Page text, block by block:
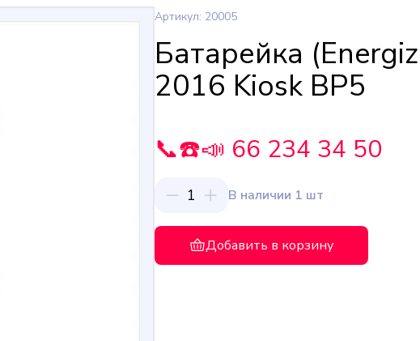
Артикул: 20005
Батарейка
2016 Kiosk BP5
📞☎️📣 66 234 34 50
1 В наличии 1 шт
Добавить в корзину